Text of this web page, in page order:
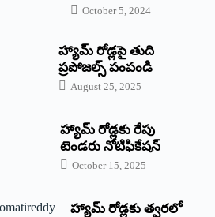
October 5, 2024
హ్యామ్‌ రోడ్లపై తుది
ప్రపోజల్స్‌ పంపండి
August 25, 2025
హ్యామ్‌ రోడ్లకు రేపు
టెండరు నోటిఫికేషన్‌
October 15, 2025
హ్యామ్‌ రోడ్లకు త్వరలో